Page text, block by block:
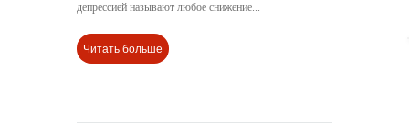
депрессией называют любое снижение...
Читать больше